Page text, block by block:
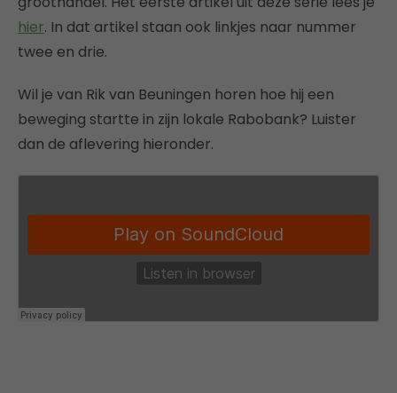
hier. In dat artikel staan ook linkjes naar nummer
twee en drie.
Wil je van Rik van Beuningen horen hoe hij een
beweging startte in zijn lokale Rabobank? Luister
dan de aflevering hieronder.